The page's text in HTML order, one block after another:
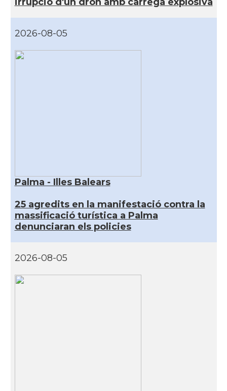
2026-08-05
Palma - Illes Balears
25 agredits en la manifestació contra la
massificació turística a Palma
denunciaran els policies
2026-08-05